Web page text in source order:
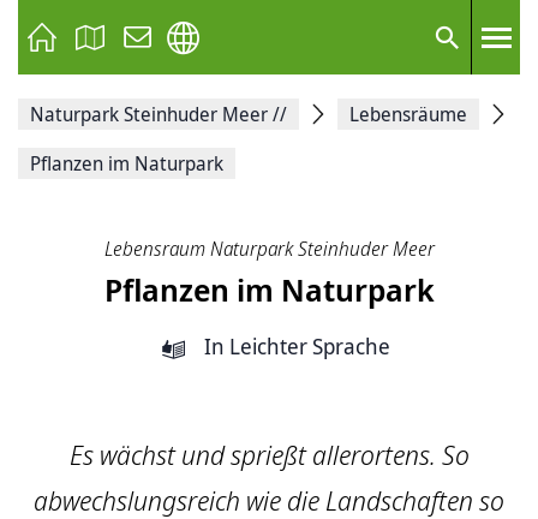
Suche
Facebook
Naturpark Steinhuder Meer//
Lebensräume
Pflanzen im Naturpark
Lebensraum Naturpark Steinhuder Meer
Pflanzen im Naturpark
In Leichter Sprache
Es wächst und sprießt allerortens. So
abwechslungsreich wie die Landschaften so